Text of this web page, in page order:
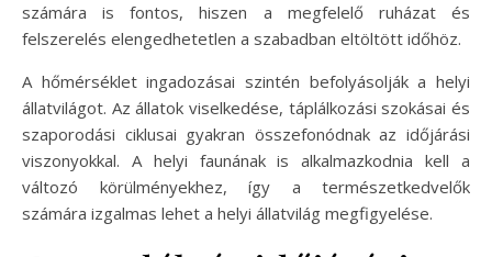
számára is fontos, hiszen a megfelelő ruházat és
felszerelés elengedhetetlen a szabadban eltöltött időhöz.
A hőmérséklet ingadozásai szintén befolyásolják a helyi
állatvilágot. Az állatok viselkedése, táplálkozási szokásai és
szaporodási ciklusai gyakran összefonódnak az időjárási
viszonyokkal. A helyi faunának is alkalmazkodnia kell a
változó körülményekhez, így a természetkedvelők
számára izgalmas lehet a helyi állatvilág megfigyelése.